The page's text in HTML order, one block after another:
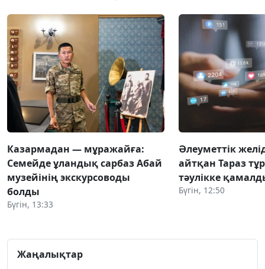
Казармадан — мұражайға:
Семейде ұландық сарбаз Абай
музейінің экскурсоводы
болды
Бүгін, 13:33
Әлеуметтік
айтқан Тараз
тәулікке
Бүгін, 12:50
Жаңалықтар